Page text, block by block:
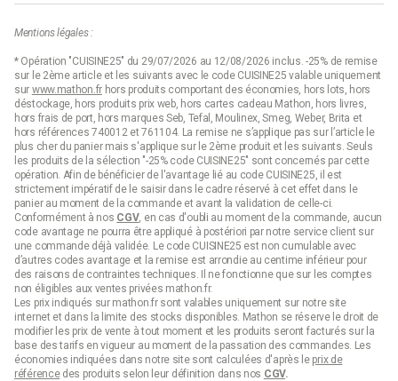
Mentions légales :
* Opération "CUISINE25" du 29/07/2026 au 12/08/2026 inclus. -25% de remise
sur le 2ème article et les suivants avec le code CUISINE25 valable uniquement
sur www.mathon.frhors produits comportant des économies, hors lots, hors
déstockage, hors produits prix web, hors cartes cadeau Mathon, hors livres,
hors frais de port, hors marques Seb, Tefal, Moulinex, Smeg, Weber, Brita et
hors références 740012 et 761104. La remise ne s’applique pas sur l’article le
plus cher du panier mais s'applique sur le 2ème produit et les suivants. Seuls
les produits de la sélection "-25% code CUISINE25" sont concernés par cette
opération. Afin de bénéficier de l'avantage lié au code CUISINE25, il est
strictement impératif de le saisir dans le cadre réservé à cet effet dans le
panier au moment de la commande et avant la validation de celle-ci.
Conformément à nos CGV, en cas d'oubli au moment de la commande, aucun
code avantage ne pourra être appliqué à postériori par notre service client sur
une commande déjà validée. Le code CUISINE25 est non cumulable avec
d’autres codes avantage et la remise est arrondie au centime inférieur pour
des raisons de contraintes techniques. Il ne fonctionne que sur les comptes
non éligibles aux ventes privées mathon.fr.
Les prix indiqués sur mathon.fr sont valables uniquement sur notre site
internet et dans la limite des stocks disponibles. Mathon se réserve le droit de
modifier les prix de vente à tout moment et les produits seront facturés sur la
base des tarifs en vigueur au moment de la passation des commandes. Les
économies indiquées dans notre site sont calculées d'après le prix de
référencedes produits selon leur définition dans nos CGV.